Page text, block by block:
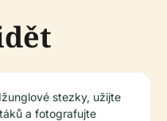
stezky, užijte
a fotografujte